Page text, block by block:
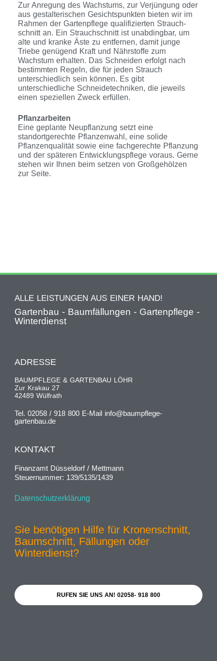
Zur Anregung des Wachstums, zur Verjüngung oder
aus gestalterischen Gesichtspunkten bieten wir im
Rahmen der Gartenpflege qualifizierten Strauch-
schnitt an. Ein Strauchschnitt ist unabdingbar, um
alte und kranke Äste zu entfernen, damit junge
Triebe genügend Kraft und Nährstoffe zum
Wachstum erhalten. Das Schneiden erfolgt nach
bestimmten Regeln, die für jeden Strauch
unterschiedlich sein können. Es gibt
unterschiedliche Schneidetechniken, die jeweils
einen speziellen Zweck erfüllen.
Pflanzarbeiten
Eine geplante Neupflanzung setzt eine
standortgerechte Pflanzenwahl, eine solide
Pflanzenqualität sowie eine fachgerechte Pflanzung
und der späteren Entwicklungspflege voraus. Gerne
stehen wir Ihnen beim setzen von Großgehölzen
zur Seite.
ALLE LEISTUNGEN AUS EINER HAND!
Gartenbau - Baumfällungen - Gartenpflege -
Winterdienst
ADRESSE
BAUMPFLEGE & GARTENBAU LÖHR
Zur Krakau 27
42489 Wülfrath
Tel. 02058 / 918 800 E-Mail info@baumpflege-
gartenbau.de
KONTAKT
Finanzamt Düsseldorf / Mettmann
Steuernummer: 139/5135/1439
Datenschutzerklärung
Sie benötigen Hilfe für Kronenschnitt,
Baumschnitt, Fällungen oder
Winterdienst?
RUFEN SIE UNS AN! 02058- 918 800